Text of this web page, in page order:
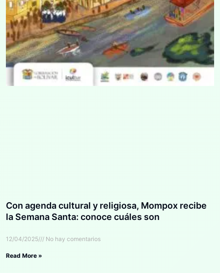
Con agenda cultural y religiosa, Mompox recibe
la Semana Santa: conoce cuáles son
12/04/2025 No hay comentarios
Read More »